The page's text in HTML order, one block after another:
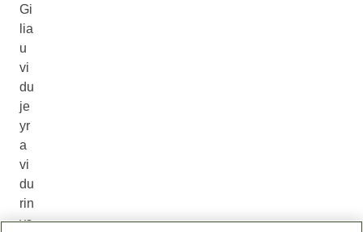
Gi
lia
u
vi
du
je
yr
a
vi
du
rin
ys